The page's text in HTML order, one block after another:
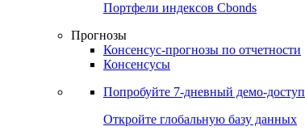
Портфели индексов Cbonds
Прогнозы
Консенсус-прогнозы по отчетности
Консенсусы
Попробуйте 7-дневный демо-доступ
Откройте глобальную базу данных